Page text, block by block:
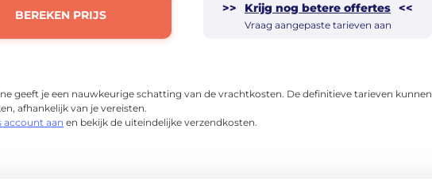
BEREKEN PRIJS >> Krijg nog betere offertes <<
Vraag aangepaste tarieven aan
geeft je een nauwkeurige schatting van de vrachtkosten. De definitieve tarieven kunnen
afhankelijk van je vereisten.
account aan en bekijk de uiteindelijke verzendkosten.